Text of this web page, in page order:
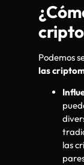
Podemos
las
las